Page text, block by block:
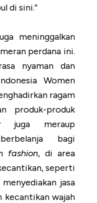
di sini.”
meninggalkan
perdana ini.
nyaman dan
Women
ragam
produk-produk
juga meraup
bagi
fashion, di area
seperti
jasa
kecantikan wajah